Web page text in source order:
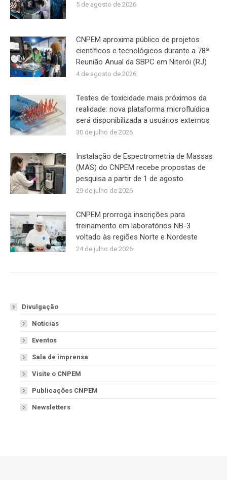
5 de agosto de 2026
CNPEM aproxima público de projetos
científicos e tecnológicos durante a 78ª
Reunião Anual da SBPC em Niterói (RJ)
4 de agosto de 2026
Testes de toxicidade mais próximos da
realidade: nova plataforma microfluídica
será disponibilizada a usuários externos
30 de julho de 2026
Instalação de Espectrometria de Massas
(MAS) do CNPEM recebe propostas de
pesquisa a partir de 1 de agosto
29 de julho de 2026
CNPEM prorroga inscrições para
treinamento em laboratórios NB-3
voltado às regiões Norte e Nordeste
24 de julho de 2026
Divulgação
Notícias
Eventos
Sala de imprensa
Visite o CNPEM
Publicações CNPEM
Newsletters